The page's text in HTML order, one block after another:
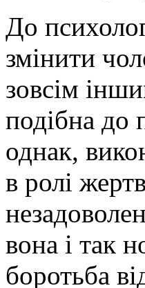
До
змінити
зовсім
подібна до
однак,
в ролі
вона і так
боротьба